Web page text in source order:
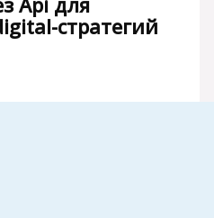
стратегий